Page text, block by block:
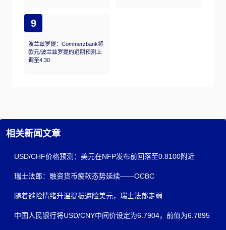
9
波兰兹罗提：Commerzbank将
欧元/波兰兹罗提的近期预测上
调至4.30
相关新闻文章
USD/CHF价格预测：美元在NFP发布前回落至0.8100附近
瑞士法郎：融资货币疲软态势延续——OCBC
随着避险情绪升温提振避险美元，瑞士法郎走弱
中国人民银行将USD/CNY中间价设定为6.7904，前值为6.7895